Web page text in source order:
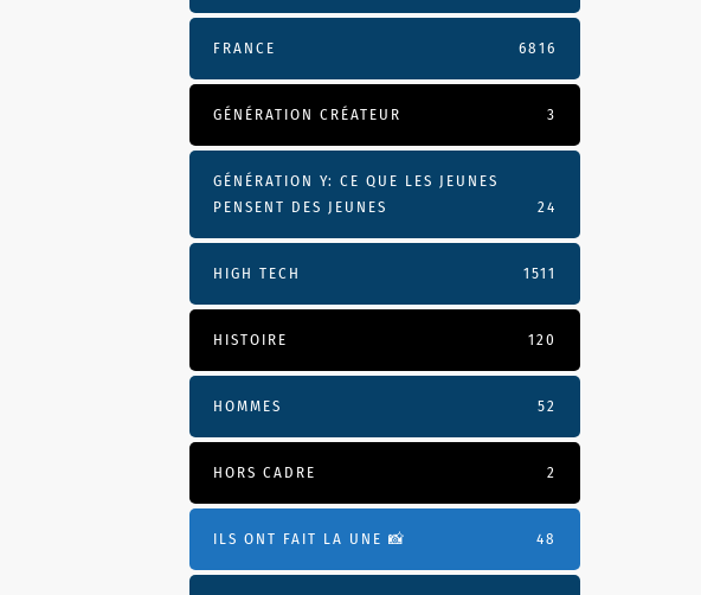
FRANCE 6816
GÉNÉRATION CRÉATEUR 3
GÉNÉRATION Y: CE QUE LES JEUNES
PENSENT DES JEUNES
24
HIGH TECH 1511
HISTOIRE 120
HOMMES 52
HORS CADRE 2
ILS ONT FAIT LA UNE 📸 48